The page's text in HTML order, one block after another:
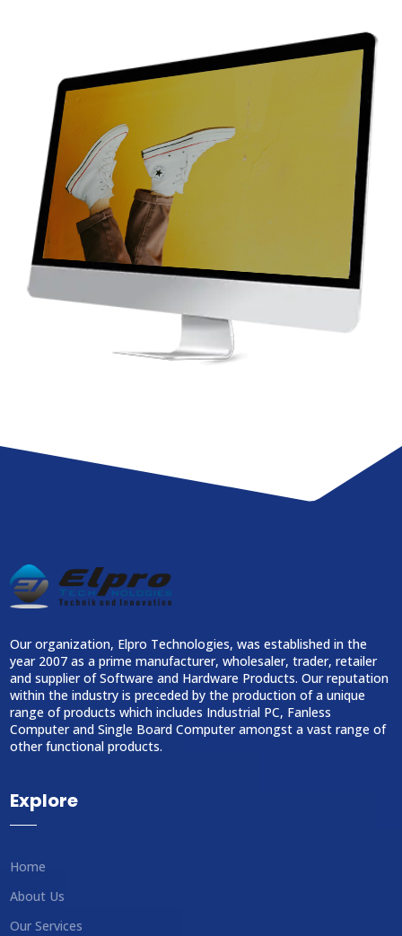
Our organization, Elpro Technologies, was established in the
year 2007 as a prime manufacturer, wholesaler, trader, retailer
and supplier of Software and Hardware Products. Our reputation
within the industry is preceded by the production of a unique
range of products which includes Industrial PC, Fanless
Computer and Single Board Computer amongst a vast range of
other functional products.
Explore
Home
About Us
Our Services